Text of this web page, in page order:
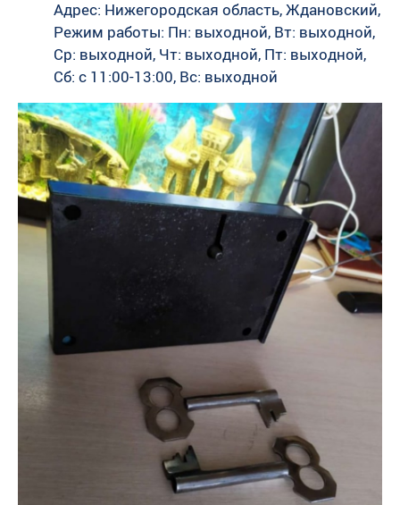
Адрес: Нижегородская область, Ждановский,
Режим работы: Пн: выходной, Вт: выходной,
Ср: выходной, Чт: выходной, Пт: выходной,
Сб: c 11:00-13:00, Вс: выходной